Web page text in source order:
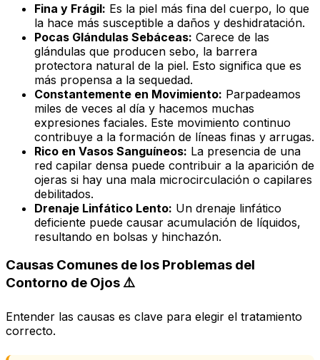
Fina y Frágil: Es la piel más fina del cuerpo, lo que
la hace más susceptible a daños y deshidratación.
Pocas Glándulas Sebáceas: Carece de las
glándulas que producen sebo, la barrera
protectora natural de la piel. Esto significa que es
más propensa a la sequedad.
Constantemente en Movimiento: Parpadeamos
miles de veces al día y hacemos muchas
expresiones faciales. Este movimiento continuo
contribuye a la formación de líneas finas y arrugas.
Rico en Vasos Sanguíneos: La presencia de una
red capilar densa puede contribuir a la aparición de
ojeras si hay una mala microcirculación o capilares
debilitados.
Drenaje Linfático Lento: Un drenaje linfático
deficiente puede causar acumulación de líquidos,
resultando en bolsas y hinchazón.
Causas Comunes de los Problemas del
Contorno de Ojos ⚠️
Entender las causas es clave para elegir el tratamiento
correcto.